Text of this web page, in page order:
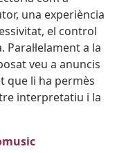
una experiència
el control
a la
veu a anuncis
que li ha permès
interpretatiu i la